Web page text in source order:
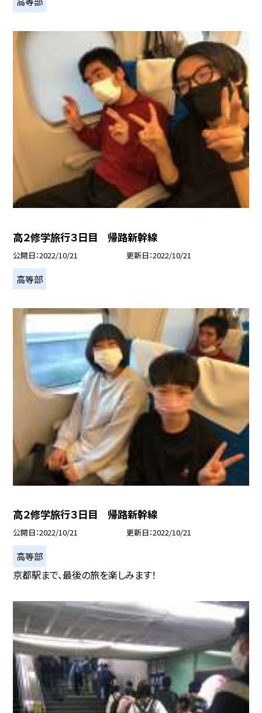
高２修学旅行３日目 帰路新幹線
公開日 2022/10/21 更新日 2022/10/21
高等部
高２修学旅行３日目 帰路新幹線
公開日 2022/10/21 更新日 2022/10/21
高等部
京都駅まで、最後の旅を楽しみます！